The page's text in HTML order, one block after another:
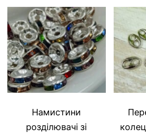
Намистини
розділювачі зі